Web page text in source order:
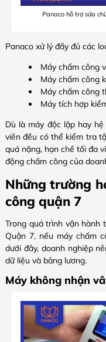
Panaco hỗ trợ sửa
Panaco xử lý đầy đủ các
Máy chấm công
Máy chấm công
Máy chấm công
Máy tích hợp
Dù là máy độc lập hay
viên đều có thể kiểm tra
quá nặng, hạn chế tối đa
động chấm công của
Những trường
công quận 7
Trong quá trình vận hành
Quận 7, nếu máy chấm
dưới đây, doanh nghiệp
dữ liệu và bảng lương.
Máy không nhận